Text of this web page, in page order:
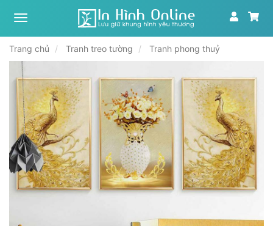
Xưởng
ảnh
theo
yêu
In
Hình
Online
Trang chủ Tranh treo tường Tranh phong thuỷ